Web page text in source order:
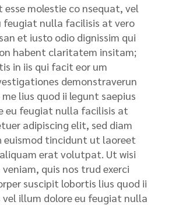
molestie co nsequat, vel
feugiat nulla facilisis at vero
et iusto odio dignissim qui
habent claritatem insitam;
in iis qui facit eor um
demonstraverun
lius quod ii legunt saepius
eu feugiat nulla facilisis at
adipiscing elit, sed diam
euismod tincidunt ut laoreet
erat volutpat. Ut wisi
quis nos trud exerci
suscipit lobortis lius quod ii
vel illum dolore eu feugiat nulla